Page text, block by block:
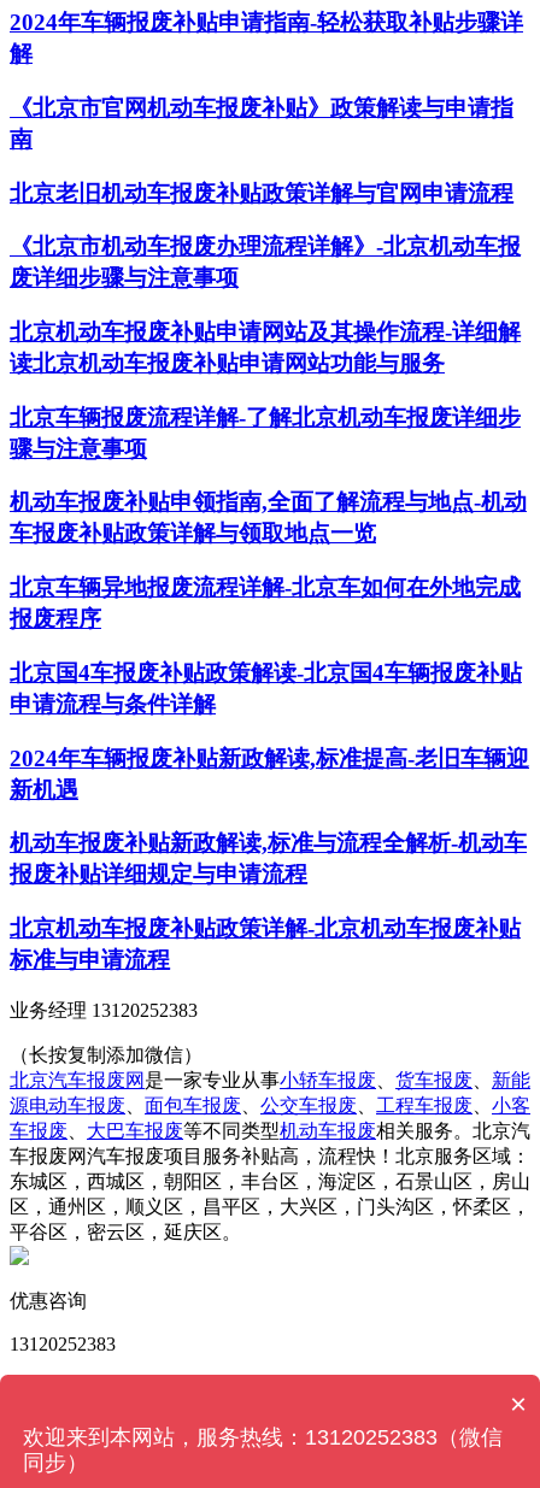
2024年车辆报废补贴申请指南-轻松获取补贴步骤详
解
《北京市官网机动车报废补贴》政策解读与申请指
南
北京老旧机动车报废补贴政策详解与官网申请流程
《北京市机动车报废办理流程详解》-北京机动车报
废详细步骤与注意事项
北京机动车报废补贴申请网站及其操作流程-详细解
读北京机动车报废补贴申请网站功能与服务
北京车辆报废流程详解-了解北京机动车报废详细步
骤与注意事项
机动车报废补贴申领指南,全面了解流程与地点-机动
车报废补贴政策详解与领取地点一览
北京车辆异地报废流程详解-北京车如何在外地完成
报废程序
北京国4车报废补贴政策解读-北京国4车辆报废补贴
申请流程与条件详解
2024年车辆报废补贴新政解读,标准提高-老旧车辆迎
新机遇
机动车报废补贴新政解读,标准与流程全解析-机动车
报废补贴详细规定与申请流程
北京机动车报废补贴政策详解-北京机动车报废补贴
标准与申请流程
业务经理 13120252383
（长按复制添加微信）
北京汽车报废网 是一家专业从事小轿车报废 货车报废
新能
源电动车报废
面包车报废 公交车报废 工程车报废
小客
车报废
大巴车报废等不同类型机动车报废相关服务。北京汽
车报废网汽车报废项目服务补贴高，流程快！北京服务区域：
东城区，西城区，朝阳区，丰台区，海淀区，石景山区，房山
区，通州区，顺义区，昌平区，大兴区，门头沟区，怀柔区，
平谷区，密云区，延庆区。
优惠咨询
13120252383
×
欢迎来到本网站，服务热线：13120252383（微信
同步）